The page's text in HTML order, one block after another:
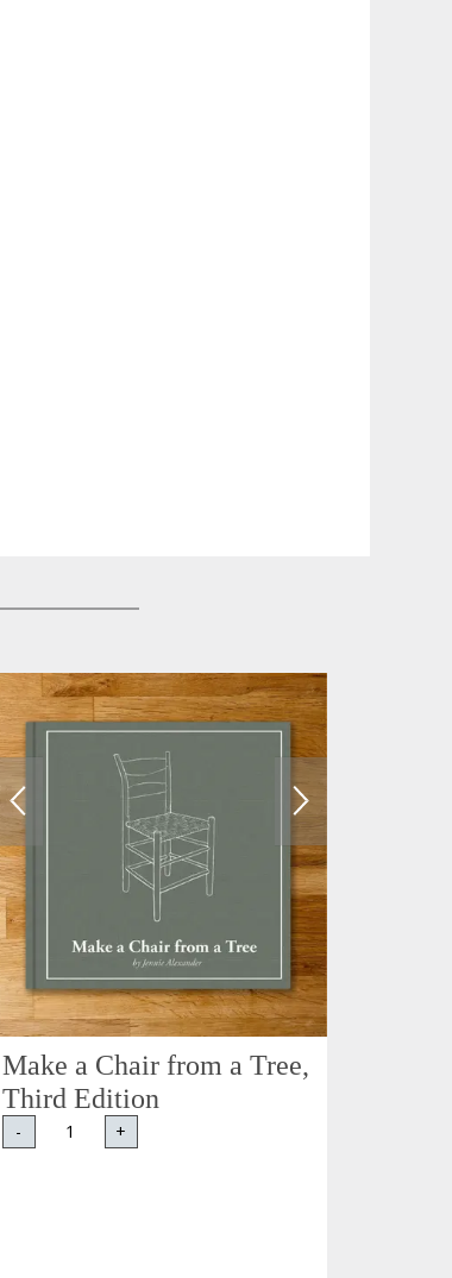
Make a Chair from a Tree,
Third Edition
- +